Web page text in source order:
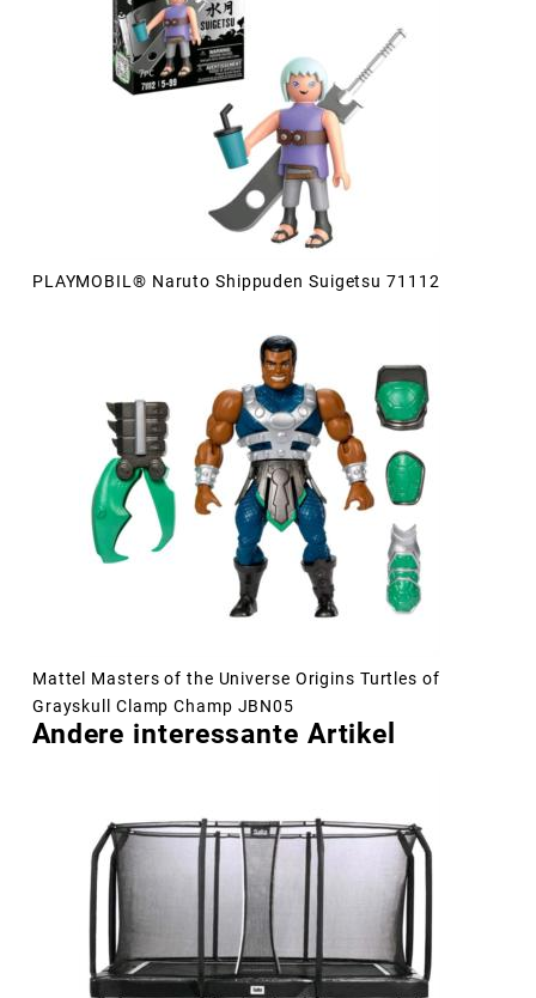
PLAYMOBIL® Naruto Shippuden Suigetsu 71112
Mattel Masters of the Universe Origins Turtles of
Grayskull Clamp Champ JBN05
Andere interessante Artikel